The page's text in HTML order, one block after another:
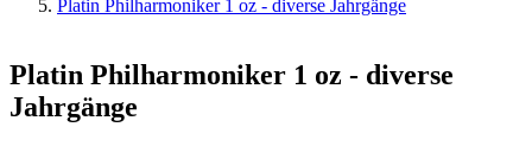
Platin Philharmoniker 1 oz - diverse Jahrgänge
Platin Philharmoniker 1 oz - diverse
Jahrgänge